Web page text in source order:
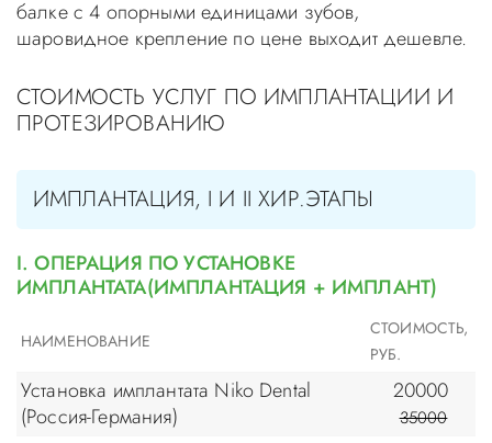
балке с 4 опорными единицами зубов,
шаровидное крепление по цене выходит дешевле.
СТОИМОСТЬ УСЛУГ ПО ИМПЛАНТАЦИИ И
ПРОТЕЗИРОВАНИЮ
ИМПЛАНТАЦИЯ, I И II ХИР.ЭТАПЫ
I. ОПЕРАЦИЯ ПО УСТАНОВКЕ
ИМПЛАНТАТА(ИМПЛАНТАЦИЯ + ИМПЛАНТ)
НАИМЕНОВАНИЕ
СТОИМОСТЬ,
РУБ.
Установка имплантата Niko Dental
(Россия-Германия)
20000
35000